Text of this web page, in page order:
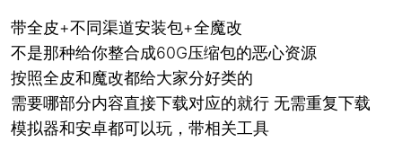
带全皮+不同渠道安装包+全魔改
不是那种给你整合成60G压缩包的恶心资源
按照全皮和魔改都给大家分好类的
需要哪部分内容直接下载对应的就行 无需重复下载
模拟器和安卓都可以玩，带相关工具